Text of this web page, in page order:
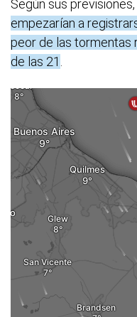
Según sus previsiones,
empezarían a
peor de las tormentas
de las 21